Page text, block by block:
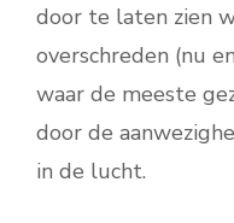
door te laten zien
overschreden (nu
waar de meeste
door de
in de lucht.